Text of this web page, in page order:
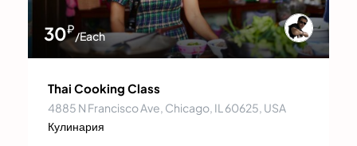
30₽/Each
Thai Cooking Class
4885 N Francisco Ave, Chicago, IL 60625, USA
Кулинария